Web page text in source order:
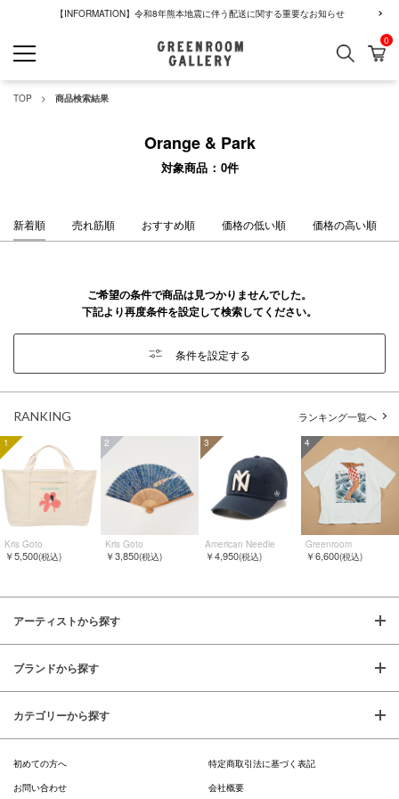
【INFORMATION】令和8年熊本地震に伴う配送に関する重要なお知らせ
検索 カ
0
TOP 商品検索結果
Orange & Park
対象商品 0件
新着順 売れ筋順 おすすめ順 価格の低い順 価格の高い順
ご希望の条件で商品は見つかりませんでした。
下記より再度条件を設定して検索してください。
条件を設定する
RANKING ランキング一覧へ
1
Kris Goto
￥5,500(税込)
2
Kris Goto
￥3,850(税込)
3
American Needle
￥4,950(税込)
4
Greenroom
￥6,600(税込)
アーティストから探す
ブランドから探す
カテゴリーから探す
初めての方へ
特定商取引法に基づく表記
お問い合わせ
会社概要